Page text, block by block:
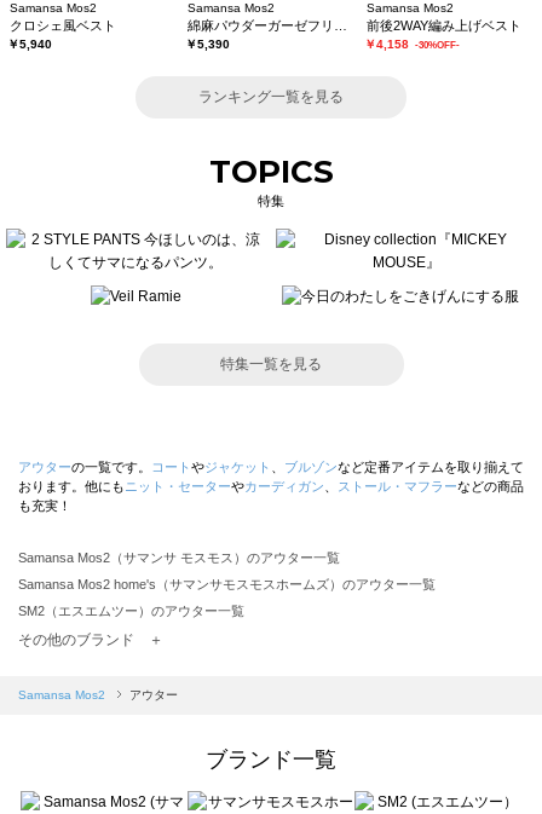
Samansa Mos2
クロシェ風ベスト
￥5,940
Samansa Mos2
￥5,390
Samansa Mos2
前後2WAY編み上げベスト
￥4,158 -30%OFF-
ランキング一覧を見る
TOPICS
特集
特集一覧を見る
アウターの一覧です。 コート やジャケット ブルゾンなど定番アイテムを取り揃えて
おります。他にも ニット・セーターやカーディガン ストール・マフラーなどの商品
も充実！
Samansa Mos2（サマンサ モスモス）のアウター一覧
Samansa Mos2 home's（サマンサモスモスホームズ）のアウター一覧
SM2（エスエムツー）のアウター一覧
TSUHARU by Samansa Mos2（ツハルバイサマンサモスモス）のアウター一覧
Samansa Mos2 blue（サマンサモスモス ブルー）のアウター一覧
sō4ū（ソウフォーユー）のアウター一覧
Te chichi（テチチ）のアウター一覧
その他のブランド ＋
Samansa Mos2 アウター
ブランド一覧